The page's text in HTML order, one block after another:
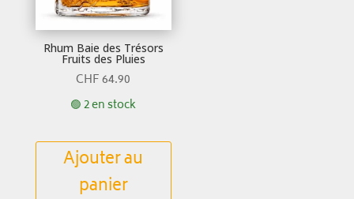
Rhum Baie des Trésors
Fruits des Pluies
CHF64.90
🟢 2 en stock
Ajouter au
panier